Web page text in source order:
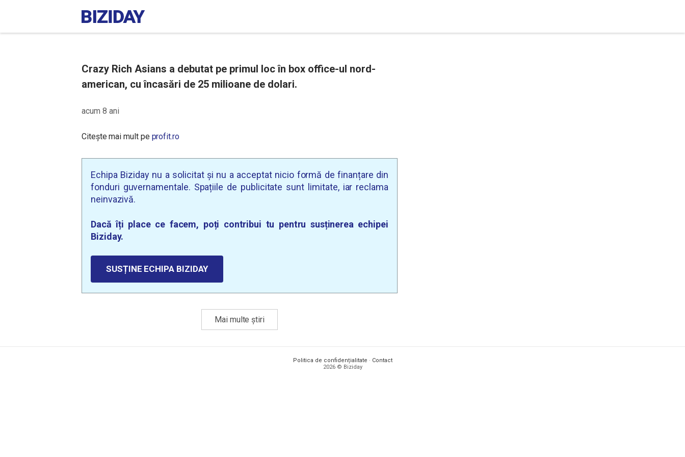
Crazy Rich Asians a debutat pe primul loc în box office-ul nord-
american, cu încasări de 25 milioane de dolari.
acum 8 ani
Citește mai mult pe profit.ro
Echipa Biziday nu a solicitat și nu a acceptat nicio formă de finanțare din
fonduri guvernamentale. Spațiile de publicitate sunt limitate, iar reclama
neinvazivă.
Dacă îți place ce facem, poți contribui tu pentru susținerea echipei
Biziday.
SUSȚINE ECHIPA BIZIDAY
Mai multe știri
Politica de confidențialitate · Contact
2026 © Biziday